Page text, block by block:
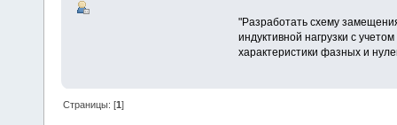
"Разработать схему
индуктивной нагрузки с
характеристики фазных и
Страницы: [1]